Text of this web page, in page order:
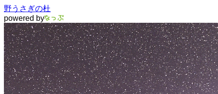
野うさぎの杜
powered by